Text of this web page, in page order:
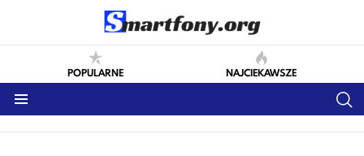
POPULARNE NAJCIEKAWSZE